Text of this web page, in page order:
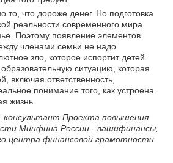
то, что дороже денег. Но подготовка
реальности современного мира
Поэтому появление элементов
членами семьи не надо
зло, которое испортит детей.
ситуацию, которая
включая ответственность,
понимание того, как устроена
жизнь.
консультант Проекта повышения
Минфина России - вашифинансы,
центра финансовой грамотности